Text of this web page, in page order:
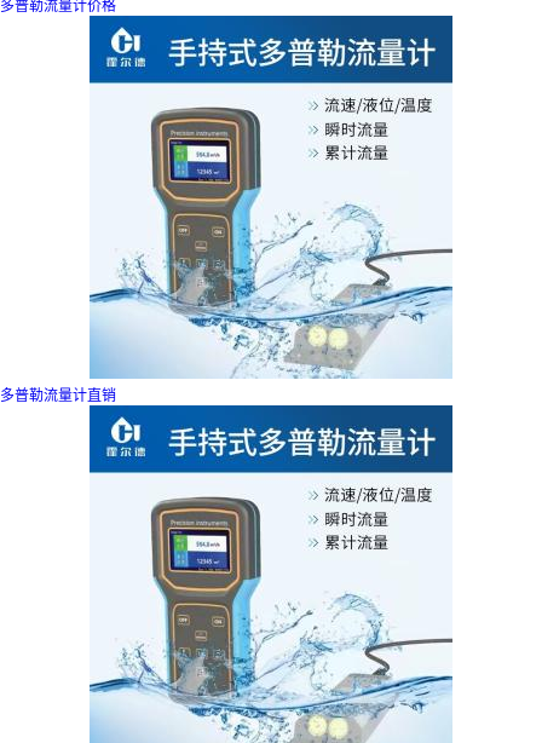
多普勒流量计价格
多普勒流量计直销